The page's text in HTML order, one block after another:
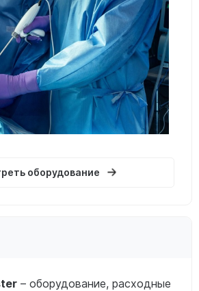
оборудование
– оборудование, расходные